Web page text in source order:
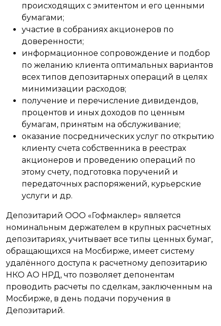
происходящих с эмитентом и его ценными
бумагами;
участие в собраниях акционеров по
доверенности;
информационное сопровождение и подбор
по желанию клиента оптимальных вариантов
всех типов депозитарных операций в целях
минимизации расходов;
получение и перечисление дивидендов,
процентов и иных доходов по ценным
бумагам, принятым на обслуживание;
оказание посреднических услуг по открытию
клиенту счета собственника в реестрах
акционеров и проведению операций по
этому счету, подготовка поручений и
передаточных распоряжений, курьерские
услуги и др.
Депозитарий ООО «Гофмаклер» является
номинальным держателем в крупных расчетных
депозитариях, учитывает все типы ценных бумаг,
обращающихся на Мосбирже, имеет систему
удалённого доступа к расчетному депозитарию
НКО АО НРД, что позволяет депонентам
проводить расчеты по сделкам, заключенным на
Мосбирже, в день подачи поручения в
Депозитарий.